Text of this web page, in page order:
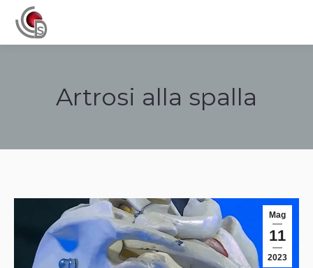
Artrosi alla spalla
Mag
11
2023